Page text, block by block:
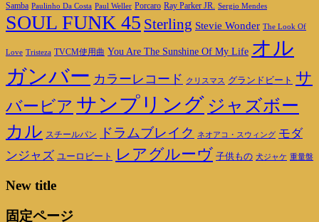
Samba Paulinho Da Costa Paul Weller Porcaro Ray Parker JR. Sergio Mendes
SOUL FUNK 45 Sterling Stevie Wonder The Look Of
Love Tristeza TVCM使用曲 You Are The Sunshine Of My Life オル
ガンバー カラーレコード クリスマス グランドビート サ
バービア サンプリング ジャズボー
カル スチールパン ドラムブレイク ネオアコ・スウィング モダ
ンジャズ ユーロビート レアグルーヴ 子供もの 犬ジャケ 重量盤
New title
固定ページ